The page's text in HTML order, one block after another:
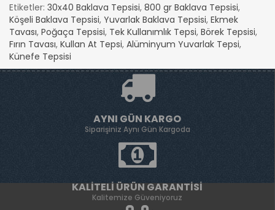
Etiketler: 30x40 Baklava Tepsisi, 800 gr Baklava Tepsisi,
Köşeli Baklava Tepsisi, Yuvarlak Baklava Tepsisi, Ekmek
Tavası, Poğaça Tepsisi, Tek Kullanımlık Tepsi, Börek Tepsisi,
Fırın Tavası, Kullan At Tepsi, Alüminyum Yuvarlak Tepsi,
Künefe Tepsisi
AYNI GÜN KARGO
Siparişiniz Aynı Gün Kargoda
KALITELI ÜRÜN GARANTISI
Kalitemize Güveniyoruz